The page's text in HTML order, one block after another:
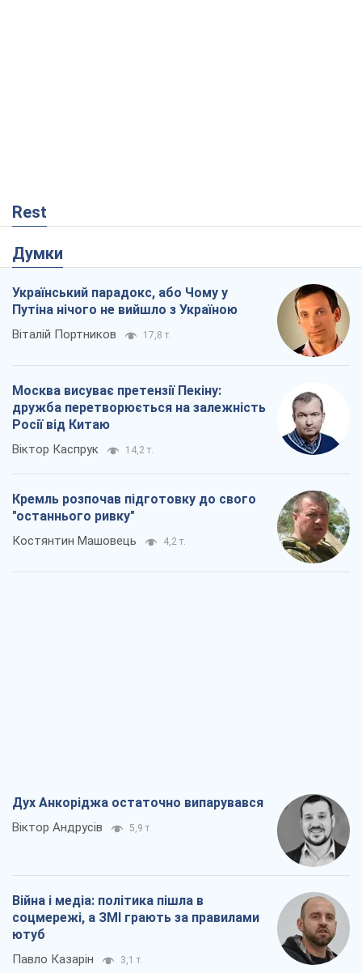
Rest
Думки
Український парадокс, або Чому у
Путіна нічого не вийшло з Україною
Віталій Портников 17,8 т.
Москва висуває претензії Пекіну:
дружба перетворюється на залежність
Росії від Китаю
Віктор Каспрук 14,2 т.
Кремль розпочав підготовку до свого
"останнього ривку"
Костянтин Машовець 4,2 т.
Дух Анкоріджа остаточно випарувався
Віктор Андрусів 5,9 т.
Війна і медіа: політика пішла в
соцмережі, а ЗМІ грають за правилами
ютуб
Павло Казарін 3,1 т.